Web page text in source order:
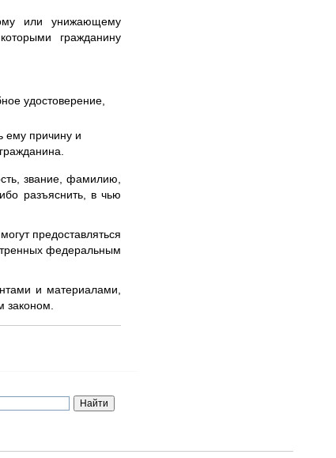
или унижающему
гражданину
удостоверение,
ему причину и
звание, фамилию,
разъяснить, в чью
предоставляться
федеральным
и материалами,
законом.